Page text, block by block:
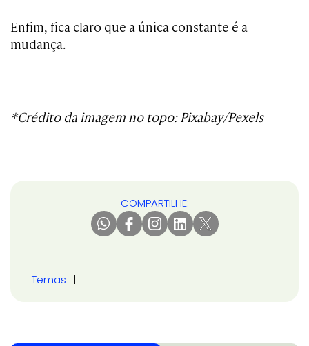
Enfim, fica claro que a única constante é a
mudança.
*Crédito da imagem no topo: Pixabay/Pexels
COMPARTILHE:
Temas